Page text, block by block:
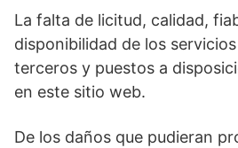
La falta de licitud, calidad,
disponibilidad de los
terceros y puestos a
en este sitio web.
De los daños que pudieran